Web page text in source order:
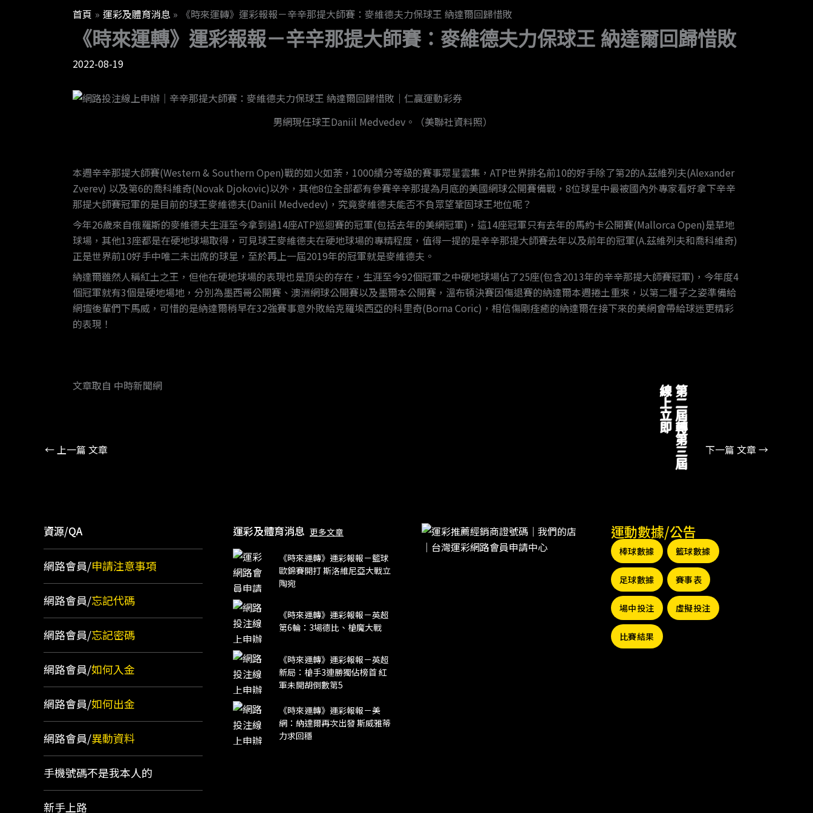
首頁 運彩及體育消息 《時來運轉》運彩報報－辛辛那提大師賽：麥維德夫力保球王 納達爾回歸惜敗
《時來運轉》運彩報報－辛辛那提大師賽：麥維德夫力保球王 納達爾回歸惜敗
2022-08-19
男網現任球王Daniil Medvedev。（美聯社資料照）
本週辛辛那提大師賽(Western & Southern Open)戰的如火如荼，1000績分等級的賽事眾星雲集，ATP世界排名前10的好手除了第2的A.茲維列夫(Alexander
Zverev) 以及第6的喬科維奇(Novak Djokovic)以外，其他8位全部都有參賽辛辛那提為月底的美國網球公開賽備戰，8位球星中最被國內外專家看好拿下辛辛
那提大師賽冠軍的是目前的球王麥維德夫(Daniil Medvedev)，究竟麥維德夫能否不負眾望鞏固球王地位呢？
今年26歲來自俄羅斯的麥維德夫生涯至今拿到過14座ATP巡迴賽的冠軍(包括去年的美網冠軍)，這14座冠軍只有去年的馬約卡公開賽(Mallorca Open)是草地
球場，其他13座都是在硬地球場取得，可見球王麥維德夫在硬地球場的專精程度，值得一提的是辛辛那提大師賽去年以及前年的冠軍(A.茲維列夫和喬科維奇)
正是世界前10好手中唯二未出席的球星，至於再上一屆2019年的冠軍就是麥維德夫。
納達爾雖然人稱紅土之王，但他在硬地球場的表現也是頂尖的存在，生涯至今92個冠軍之中硬地球場佔了25座(包含2013年的辛辛那提大師賽冠軍)，今年度4
個冠軍就有3個是硬地場地，分別為墨西哥公開賽、澳洲網球公開賽以及墨爾本公開賽，溫布頓決賽因傷退賽的納達爾本週捲土重來，以第二種子之姿準備給
網壇後輩們下馬威，可惜的是納達爾稍早在32強賽事意外敗給克羅埃西亞的科里奇(Borna Coric)，相信傷剛痊癒的納達爾在接下來的美網會帶給球迷更精彩
的表現！
文章取自 中時新聞網
←上一篇 文章 下一篇 文章→
資源/QA
網路會員/申請注意事項
網路會員/忘記代碼
網路會員/忘記密碼
網路會員/如何入金
網路會員/如何出金
網路會員/異動資料
手機號碼不是我本人的
新手上路
運彩及體育消息 更多文章
《時來運轉》運彩報報－籃球
歐錦賽開打 斯洛維尼亞大戰立
陶宛
《時來運轉》運彩報報－英超
第6輪：3場德比、槍魔大戰
《時來運轉》運彩報報－英超
新局：槍手3連勝獨佔榜首 紅
軍未開胡倒數第5
《時來運轉》運彩報報－美
網：納達爾再次出發 斯威雅蒂
力求回穩
運動數據/公告
棒球數據 籃球數據
足球數據 賽事表
場中投注 虛擬投注
比賽結果
第二屆轉第三屆
線上立即